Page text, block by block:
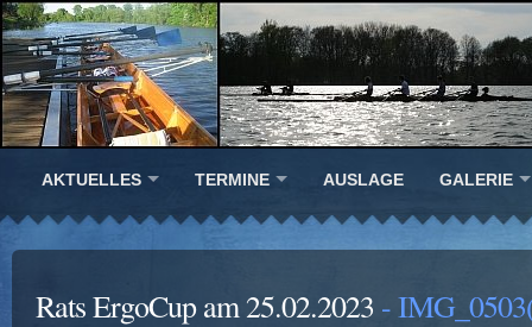
AKTUELLES TERMINE AUSLAGE GALERIE
Rats ErgoCup am 25.02.2023 -